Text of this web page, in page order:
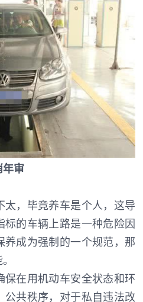
年审
太，毕竟养车是个人，这导
的车辆上路是一种危险因
养成为强制的一个规范，那
保在用机动车安全状态和环
公共秩序，对于私自违法改